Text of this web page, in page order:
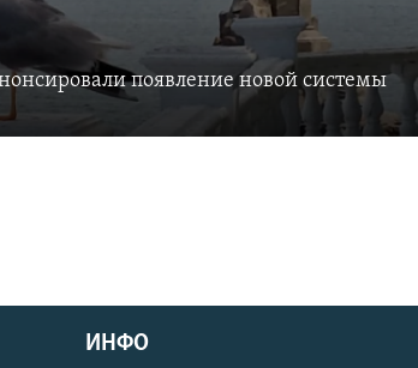
появление новой системы
ИНФО